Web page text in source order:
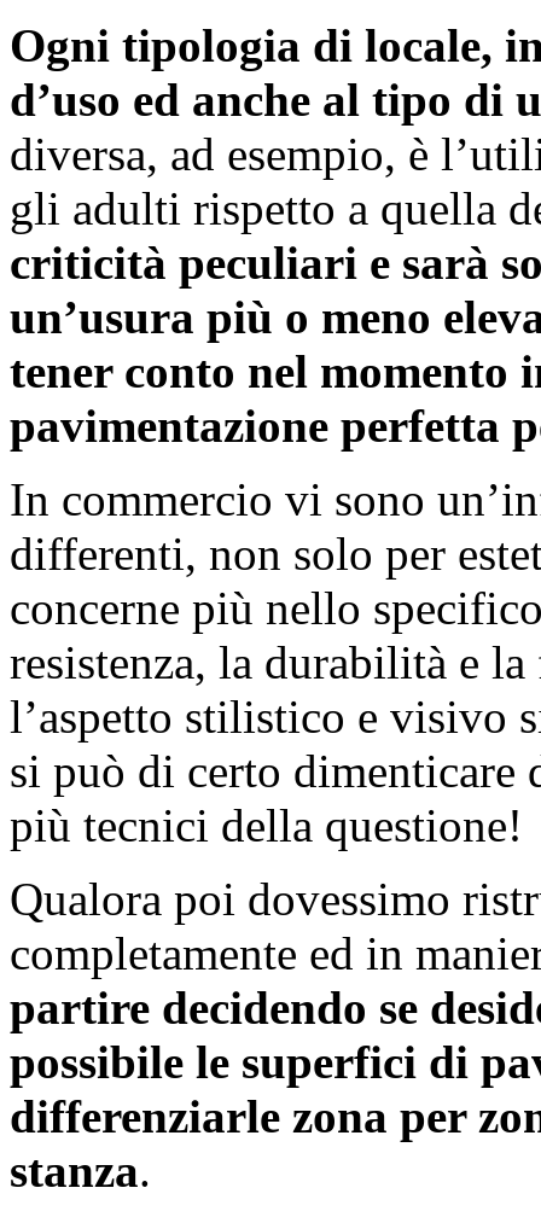
Ogni tipologia di locale,
d’uso ed anche al tipo di
diversa, ad esempio, è
gli adulti rispetto a quella
criticità peculiari e sarà
un’usura più o meno
tener conto nel momento
pavimentazione perfetta
In commercio vi sono
differenti, non solo per
concerne più nello
resistenza, la durabilità e
l’aspetto stilistico e visivo
si può di certo dimenticare
più tecnici della questione!
Qualora poi dovessimo
completamente ed in
partire decidendo se
possibile le superfici di
differenziarle zona per
stanza.